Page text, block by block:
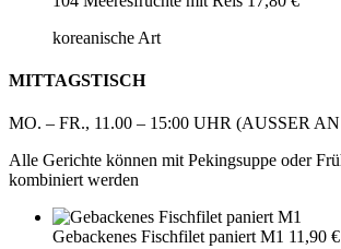
koreanische Art
MITTAGSTISCH
MO. – FR., 11.00 – 15:00 UHR (AUSSER
Alle Gerichte können mit Pekingsuppe oder
kombiniert werden
Gebackenes Fischfilet paniert M1 11,90 €